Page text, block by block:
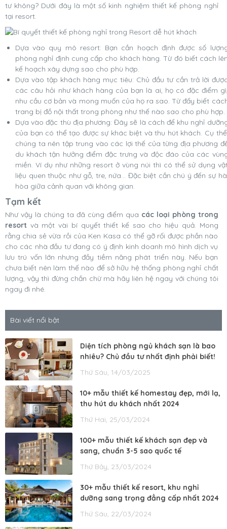
tư không? Dưới đây là một số kinh nghiệm thiết kế phòng nghỉ
tại resort.
Dựa vào quy mô resort: Bạn cần hoạch định được số
phòng nghỉ định cung cấp cho khách hàng. Từ đó biết cách
kế hoạch xây dựng sao cho phù hợp.
Dựa vào tập khách hàng mục tiêu: Chủ đầu tư cần trả lời
các câu hỏi như khách hàng của bạn là ai, họ có đặc điểm
nhu cầu cơ bản và mong muốn của họ ra sao. Từ đấy biết
trang bị đồ nội thất trong phòng như thế nào sao cho phù hợp.
Dựa vào đặc thù địa phương: Đây sẽ là cách để khu nghỉ
của bạn có thể tạo được sự khác biệt và thu hút khách. Cụ
chúng ta nên tập trung vào các lợi thế của từng địa phương
du khách tận hưởng điểm đặc trưng và độc đáo của các
miền. Ví dụ như những resort ở vùng núi thì có thể sử dụng
liệu quen thuộc như gỗ, tre, nứa… Đặc biệt cần chú ý đến sự
hòa giữa cảnh quan với không gian.
Tạm kết
Như vậy là chúng ta đã cùng điểm qua các loại phòng trong
resort và một vài bí quyết thiết kế sao cho hiệu quả. Mong
rằng chia sẻ vừa rồi của Ken Kasa có thể gỡ rối được phần nào
cho các nhà đầu tư đang có ý định kinh doanh mô hình dịch vụ
lưu trú vốn lớn nhưng đầy tiềm năng phát triển này. Nếu bạn
chưa biết nên làm thế nào để sở hữu hệ thống phòng nghỉ chất
lượng, vậy thì đừng chần chừ mà hãy liên hệ ngay với chúng tôi
ngay đi nhé.
Bài viết nổi bật
Diện tích phòng ngủ khách sạn là bao
nhiêu? Chủ đầu tư nhất định phải biết!
Thứ Sáu, 14/03/2025
10+ mẫu thiết kế homestay đẹp, mới lạ,
thu hút du khách nhất 2024
Thứ Hai, 25/03/2024
100+ mẫu thiết kế khách sạn đẹp và
sang, chuẩn 3-5 sao quốc tế
Thứ Bảy, 23/03/2024
30+ mẫu thiết kế resort, khu nghỉ
dưỡng sang trọng đẳng cấp nhất 2024
Thứ Sáu, 22/03/2024